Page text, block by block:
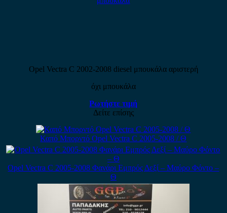
Opel Vectra C 2002-2008 diesel μπουκάλα αριστερή
όχι μπουκάλα
Ρωτήστε τιμή
Δείτε επίσης
Καπό Μπορντό Opel Vectra C 2005-2008 / Θ
Opel Vectra C 2005-2008 Φανάρι Εμπρός Δεξί – Μαύρο Φόντο –
Θ